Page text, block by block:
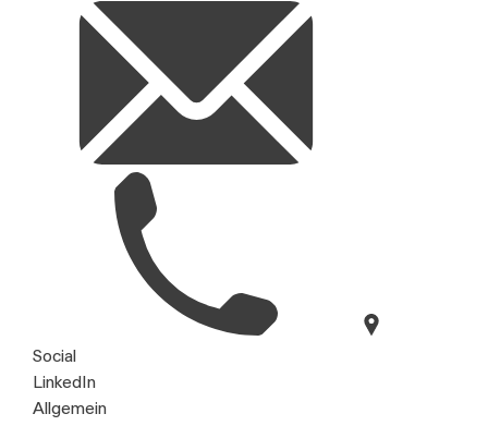
Social
LinkedIn
Allgemein